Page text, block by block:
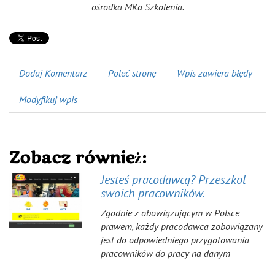
ośrodka MKa Szkolenia.
Dodaj Komentarz Poleć stronę Wpis zawiera błędy
Modyfikuj wpis
Zobacz również:
Jesteś pracodawcą? Przeszkol
swoich pracowników.
Zgodnie z obowiązującym w Polsce
prawem, każdy pracodawca zobowiązany
jest do odpowiedniego przygotowania
pracowników do pracy na danym